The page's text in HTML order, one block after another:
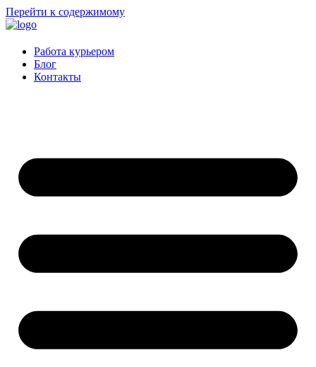
Перейти к содержимому
Работа курьером
Блог
Контакты